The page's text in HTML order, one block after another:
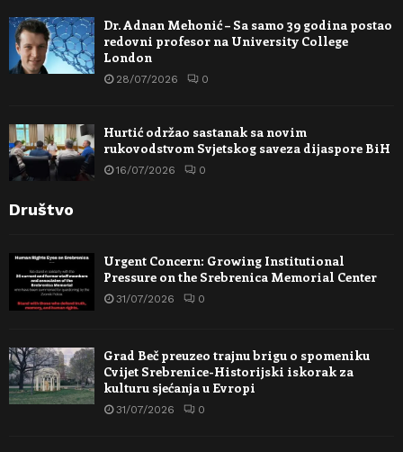
Dr. Adnan Mehonić – Sa samo 39 godina postao
redovni profesor na University College
London
28/07/2026 0
Hurtić održao sastanak sa novim
rukovodstvom Svjetskog saveza dijaspore BiH
16/07/2026 0
Društvo
Urgent Concern: Growing Institutional
Pressure on the Srebrenica Memorial Center
31/07/2026 0
Grad Beč preuzeo trajnu brigu o spomeniku
Cvijet Srebrenice-Historijski iskorak za
kulturu sjećanja u Evropi
31/07/2026 0